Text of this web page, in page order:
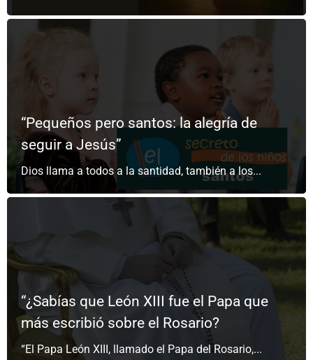
“Pequeños pero santos: la alegría de
seguir a Jesús”
Dios llama a todos a la santidad, también a los...
“¿Sabías que León XIII fue el Papa que
más escribió sobre el Rosario?
“El Papa León XIII, llamado el Papa del Rosario,...